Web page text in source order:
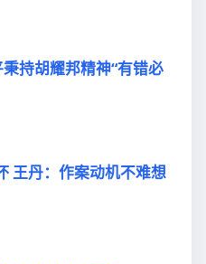
持胡耀邦精神“有错必
王丹：作案动机不难想